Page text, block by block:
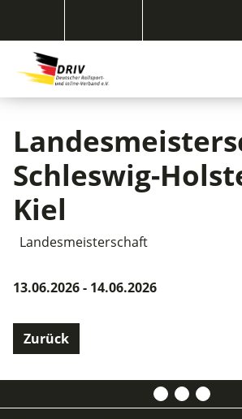
Schleswig-
Kiel
Landesmeisterschaft
13.06.2026 - 14.06.2026
Zurück